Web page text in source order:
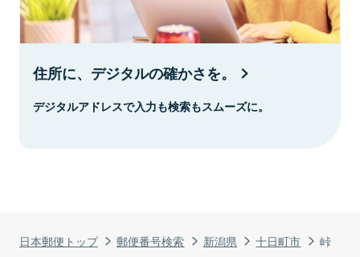
日本郵便トップ 郵便番号検索 新潟県 十日町市 峠
住所に、デジタルの確かさを。
デジタルアドレスで入力も検索もスムーズに。